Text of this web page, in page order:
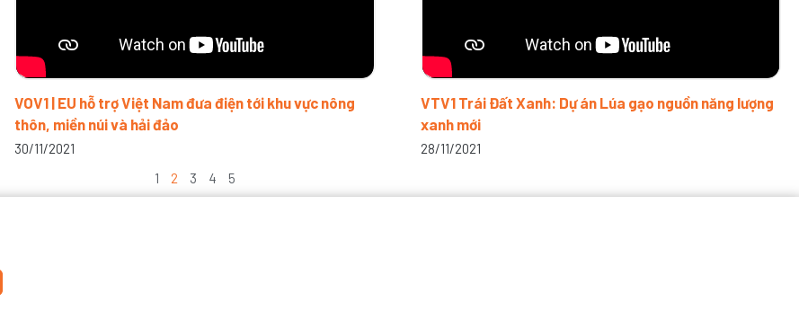
VOV1 | EU hỗ trợ Việt Nam đưa điện tới khu vực nông
thôn, miền núi và hải đảo
30/11/2021
VTV1 Trái Đất Xanh: Dự án Lúa gạo nguồn năng lượng
xanh mới
28/11/2021
1 2 3 4 5